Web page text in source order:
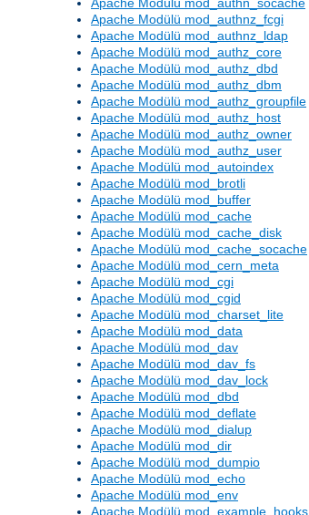
Apache Modülü mod_authnz_fcgi
Apache Modülü mod_authnz_ldap
Apache Modülü mod_authz_core
Apache Modülü mod_authz_dbd
Apache Modülü mod_authz_dbm
Apache Modülü mod_authz_groupfile
Apache Modülü mod_authz_host
Apache Modülü mod_authz_owner
Apache Modülü mod_authz_user
Apache Modülü mod_autoindex
Apache Modülü mod_brotli
Apache Modülü mod_buffer
Apache Modülü mod_cache
Apache Modülü mod_cache_disk
Apache Modülü mod_cache_socache
Apache Modülü mod_cern_meta
Apache Modülü mod_cgi
Apache Modülü mod_cgid
Apache Modülü mod_charset_lite
Apache Modülü mod_data
Apache Modülü mod_dav
Apache Modülü mod_dav_fs
Apache Modülü mod_dav_lock
Apache Modülü mod_dbd
Apache Modülü mod_deflate
Apache Modülü mod_dialup
Apache Modülü mod_dir
Apache Modülü mod_dumpio
Apache Modülü mod_echo
Apache Modülü mod_env
Apache Modülü mod_example_hooks